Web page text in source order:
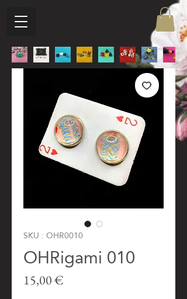
SKU : OHR0010
OHRigami 010
15,00 €